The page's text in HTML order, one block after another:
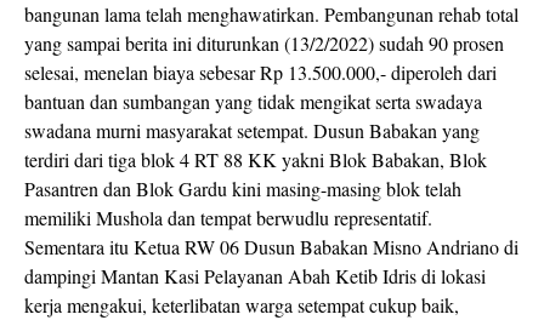
bangunan lama telah menghawatirkan. Pembangunan rehab total
yang sampai berita ini diturunkan (13/2/2022) sudah 90 prosen
selesai, menelan biaya sebesar Rp 13.500.000,- diperoleh dari
bantuan dan sumbangan yang tidak mengikat serta swadaya
swadana murni masyarakat setempat. Dusun Babakan yang
terdiri dari tiga blok 4 RT 88 KK yakni Blok Babakan, Blok
Pasantren dan Blok Gardu kini masing-masing blok telah
memiliki Mushola dan tempat berwudlu representatif.
Sementara itu Ketua RW 06 Dusun Babakan Misno Andriano di
dampingi Mantan Kasi Pelayanan Abah Ketib Idris di lokasi
kerja mengakui, keterlibatan warga setempat cukup baik,